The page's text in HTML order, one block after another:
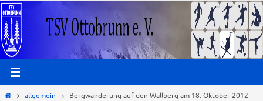
Zum
Inhalt
springen
Startallgemein Bergwanderung auf den Wallberg am 18. Oktober 2012